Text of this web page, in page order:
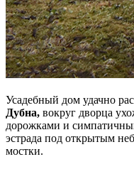
Усадебный дом удачно
Дубна, вокруг дворца
дорожками и
эстрада под открытым
мостки.